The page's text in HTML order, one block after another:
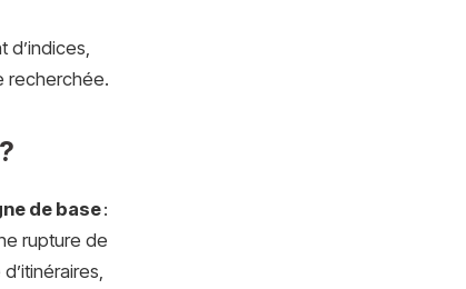
recherchée.
de base:
rupture de